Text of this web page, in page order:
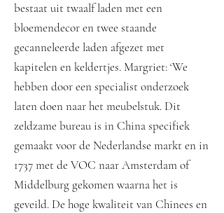
bestaat uit twaalf laden met een
bloemendecor en twee staande
gecanneleerde laden afgezet met
kapitelen en keldertjes. Margriet: ‘We
hebben door een specialist onderzoek
laten doen naar het meubelstuk. Dit
zeldzame bureau is in China specifiek
gemaakt voor de Nederlandse markt en in
1737 met de VOC naar Amsterdam of
Middelburg gekomen waarna het is
geveild. De hoge kwaliteit van Chinees en